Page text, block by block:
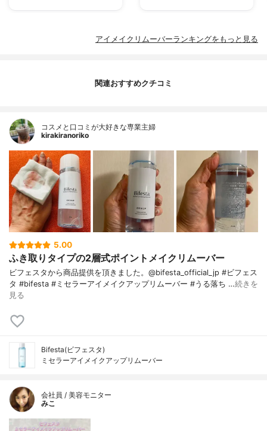
アイメイクリムーバーランキングをもっと見る
関連おすすめクチコミ
コスメと口コミが大好きな専業主婦
kirakiranoriko
5.00
ふき取りタイプの2層式ポイントメイクリムーバー
ビフェスタから商品提供を頂きました。@bifesta_official_jp #ビフェス
タ #bifesta #ミセラーアイメイクアップリムーバー #うる落ち …続きを
見る
Bifesta(ビフェスタ)
ミセラーアイメイクアップリムーバー
会社員 / 美容モニター
みこ